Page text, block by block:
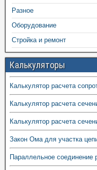
Разное
Оборудование
Стройка и ремонт
Калькуляторы
Калькулятор расчета
Калькулятор расчета
Калькулятор расчета
Закон Ома для участка
Параллельное соединение